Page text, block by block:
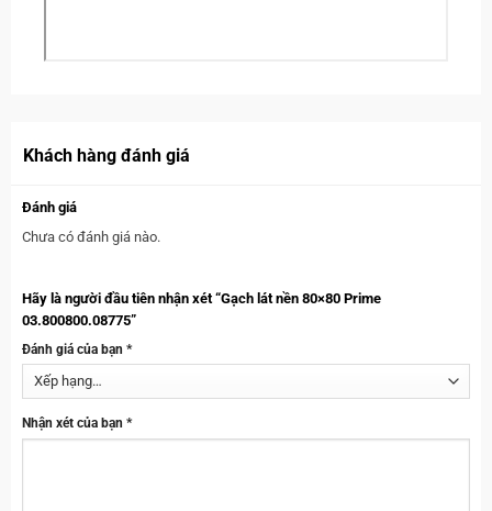
Khách hàng đánh giá
Đánh giá
Chưa có đánh giá nào.
Hãy là người đầu tiên nhận xét “Gạch lát nền 80×80 Prime
03.800800.08775”
Đánh giá của bạn *
Nhận xét của bạn *